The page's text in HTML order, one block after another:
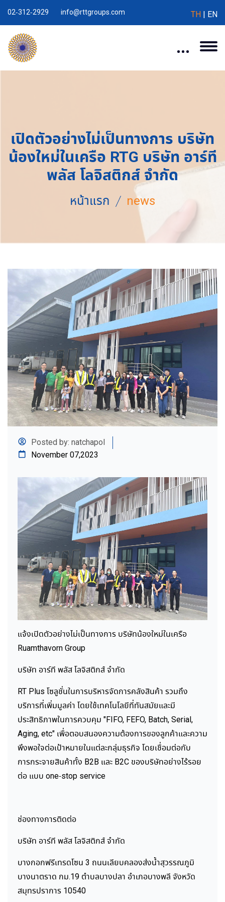
02-312-2929 info@rttgroups.com TH | EN
เปิดตัวอย่างไม่เป็นทางการ บริษัท
น้องใหม่ในเครือ RTG บริษัท อาร์ที
พลัส โลจิสติกส์ จำกัด
หน้าแรก news
Posted by: natchapol
November 07,2023
แจ้งเปิดตัวอย่างไม่เป็นทางการ บริษัทน้องใหม่ในเครือ
Ruamthavorn Group
บริษัท อาร์ที พลัส โลจิสติกส์ จำกัด
RT Plus โซลูชั่นในการบริหารจัดการคลังสินค้า รวมถึง
บริการที่เพิ่มมูลค่า โดยใช้เทคโนโลยีที่ทันสมัยและมี
ประสิทธิภาพในการควบคุม "FIFO, FEFO, Batch, Serial,
Aging, etc" เพื่อตอบสนองความต้องการของลูกค้าและความ
พึงพอใจต่อเป้าหมายในแต่ละกลุ่มธุรกิจ โดยเชื่อมต่อกับ
การกระจายสินค้าทั้ง B2B และ B2C ของบริษัทอย่างไร้รอย
ต่อ แบบ one-stop service
ช่องทางการติดต่อ
บริษัท อาร์ที พลัส โลจิสติกส์ จำกัด
บางกอกฟรีเทรดโซน 3 ถนนเลียบคลองส่งน้ำสุวรรณภูมิ
บางนาตราด กม.19 ตำบลบางปลา อำเภอบางพลี จังหวัด
สมุทรปราการ 10540